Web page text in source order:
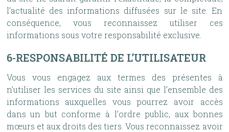
l’actualité des informations diffusées sur le site. En
conséquence, vous reconnaissez utiliser ces
informations sous votre responsabilité exclusive.
6-RESPONSABILITÉ DE L’UTILISATEUR
Vous vous engagez aux termes des présentes à
n’utiliser les services du site ainsi que l’ensemble des
informations auxquelles vous pourrez avoir accès
dans un but conforme à l’ordre public, aux bonnes
mœurs et aux droits des tiers. Vous reconnaissez avoir